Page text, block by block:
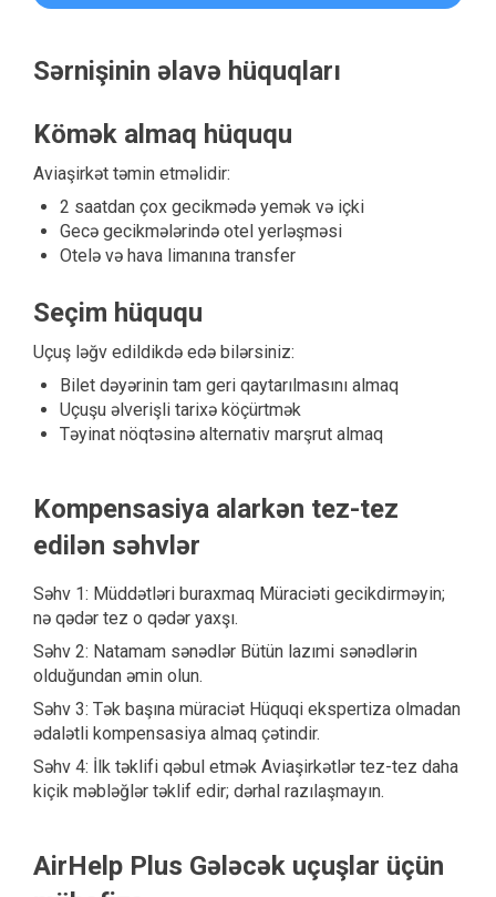
Sərnişinin əlavə hüquqları
Kömək almaq hüququ
Aviaşirkət təmin etməlidir:
2 saatdan çox gecikmədə yemək və içki
Gecə gecikmələrində otel yerləşməsi
Otelə və hava limanına transfer
Seçim hüququ
Uçuş ləğv edildikdə edə bilərsiniz:
Bilet dəyərinin tam geri qaytarılmasını almaq
Uçuşu əlverişli tarixə köçürtmək
Təyinat nöqtəsinə alternativ marşrut almaq
Kompensasiya alarkən tez-tez
edilən səhvlər
Səhv 1: Müddətləri buraxmaq Müraciəti gecikdirməyin;
nə qədər tez o qədər yaxşı.
Səhv 2: Natamam sənədlər Bütün lazımi sənədlərin
olduğundan əmin olun.
Səhv 3: Tək başına müraciət Hüquqi ekspertiza olmadan
ədalətli kompensasiya almaq çətindir.
Səhv 4: İlk təklifi qəbul etmək Aviaşirkətlər tez-tez daha
kiçik məbləğlər təklif edir; dərhal razılaşmayın.
AirHelp Plus Gələcək uçuşlar üçün